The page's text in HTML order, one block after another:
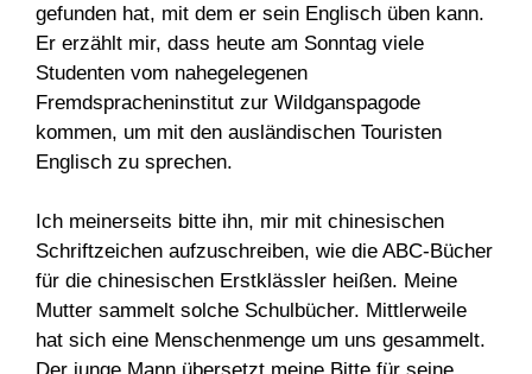
gefunden hat, mit dem er sein Englisch üben kann.
Er erzählt mir, dass heute am Sonntag viele
Studenten vom nahegelegenen
Fremdspracheninstitut zur Wildganspagode
kommen, um mit den ausländischen Touristen
Englisch zu sprechen.
Ich meinerseits bitte ihn, mir mit chinesischen
Schriftzeichen aufzuschreiben, wie die ABC-Bücher
für die chinesischen Erstklässler heißen. Meine
Mutter sammelt solche Schulbücher. Mittlerweile
hat sich eine Menschenmenge um uns gesammelt.